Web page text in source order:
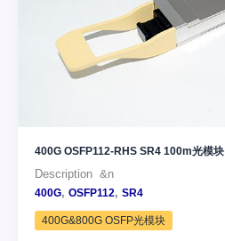
400G OSFP112-RHS SR4 100m光模块
Description &n
400G, OSFP112, SR4
400G&800G OSFP光模块